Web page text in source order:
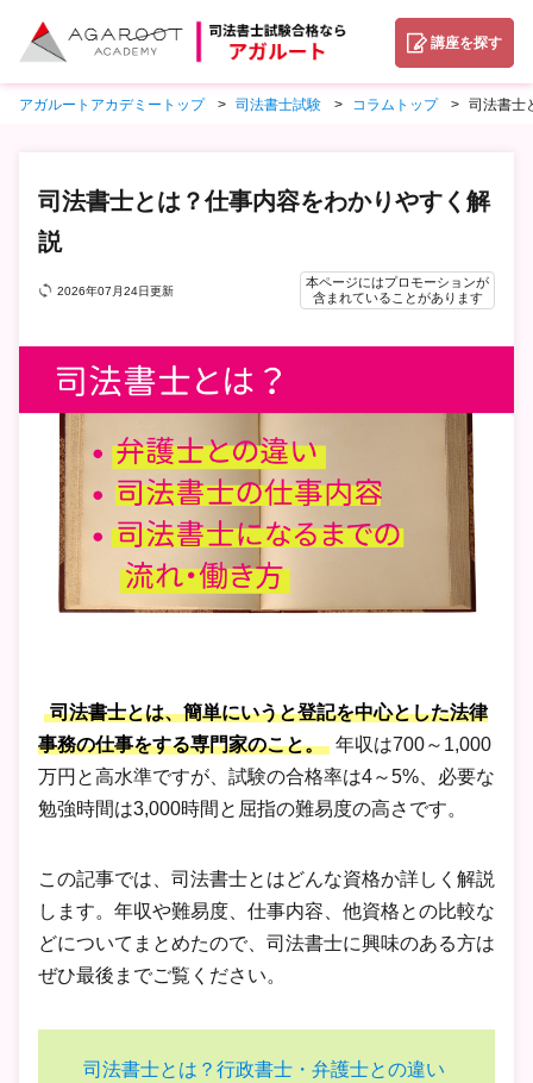
講座を探す
アガルートアカデミートップ 司法書士試験 コラムトップ 司法書士
司法書士とは？仕事内容をわかりやすく解
説
2026年07月24日更新
本ページにはプロモーションが
含まれていることがあります
司法書士とは、簡単にいうと登記を中心とした法律
事務の仕事をする専門家のこと。 年収は700～1,000
万円と高水準ですが、試験の合格率は4～5%、必要な
勉強時間は3,000時間と屈指の難易度の高さです。
この記事では、司法書士とはどんな資格か詳しく解説
します。年収や難易度、仕事内容、他資格との比較な
どについてまとめたので、司法書士に興味のある方は
ぜひ最後までご覧ください。
司法書士とは？行政書士・弁護士との違い